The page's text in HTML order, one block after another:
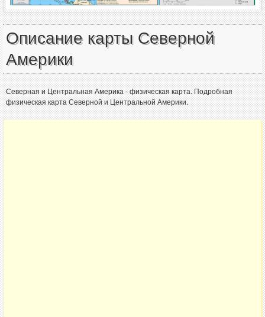
Описание карты Северной
Америки
Северная и Центральная Америка - физическая карта. Подробная
физическая карта Северной и Центральной Америки.